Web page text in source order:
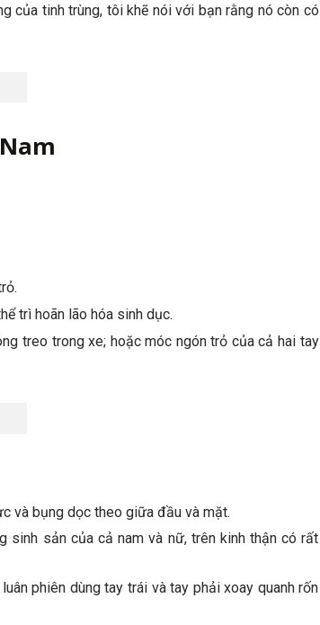
của tinh trùng, tôi khẽ nói với bạn rằng nó còn có
trì hoãn lão hóa sinh dục.
treo trong xe; hoặc móc ngón trỏ của cả hai tay
và bụng dọc theo giữa đầu và mặt.
sinh sản của cả nam và nữ, trên kinh thận có rất
phiên dùng tay trái và tay phải xoay quanh rốn